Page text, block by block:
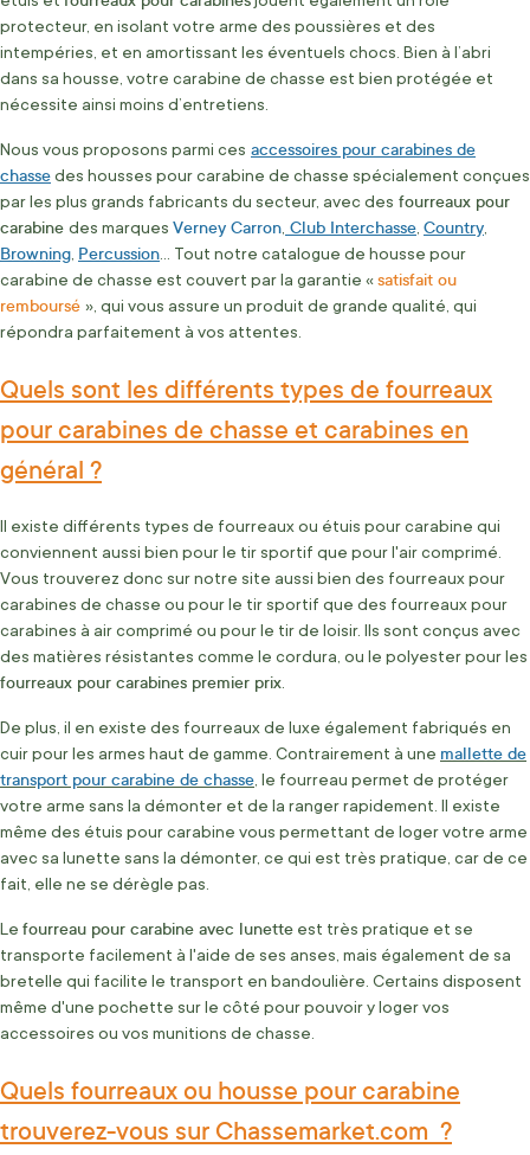
protecteur, en isolant votre arme des poussières et des
intempéries, et en amortissant les éventuels chocs. Bien à l’abri
dans sa housse, votre carabine de chasse est bien protégée et
nécessite ainsi moins d’entretiens.
Nous vous proposons parmi ces accessoires pour carabines de
chassedes housses pour carabine de chasse spécialement conçues
par les plus grands fabricants du secteur, avec des fourreaux pour
carabine des marques Verney Carron Club Interchasse Country
Browning Percussion … Tout notre catalogue de housse pour
carabine de chasse est couvert par la garantie «satisfait ou
remboursé », qui vous assure un produit de grande qualité, qui
répondra parfaitement à vos attentes.
Quels sont les différents types de fourreaux
pour carabines de chasse et carabines en
général ?
Il existe différents types de fourreaux ou étuis pour carabine qui
conviennent aussi bien pour le tir sportif que pour l'air comprimé.
Vous trouverez donc sur notre site aussi bien des fourreaux pour
carabines de chasse ou pour le tir sportif que des fourreaux pour
carabines à air comprimé ou pour le tir de loisir. Ils sont conçus avec
des matières résistantes comme le cordura, ou le polyester pour les
fourreaux pour carabines premier prix
De plus, il en existe des fourreaux de luxe également fabriqués en
cuir pour les armes haut de gamme. Contrairement à une mallette de
transport pour carabine de chasse le fourreau permet de protéger
votre arme sans la démonter et de la ranger rapidement. Il existe
même des étuis pour carabine vous permettant de loger votre arme
avec sa lunette sans la démonter, ce qui est très pratique, car de ce
fait, elle ne se dérègle pas.
Le fourreau pour carabine avec lunette est très pratique et se
transporte facilement à l'aide de ses anses, mais également de sa
bretelle qui facilite le transport en bandoulière. Certains disposent
même d'une pochette sur le côté pour pouvoir y loger vos
accessoires ou vos munitions de chasse.
Quels fourreaux ou housse pour carabine
trouverez-vous sur Chassemarket.com ?